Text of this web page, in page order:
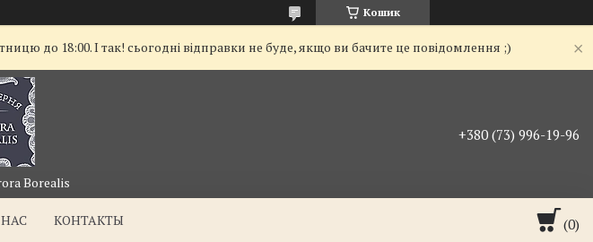
Кошик
до 18:00. І так! сьогодні відправки не буде, якщо ви бачите це повідомлення ;)
Borealis
+380 (73) 996-19-96
КОНТАКТЫ